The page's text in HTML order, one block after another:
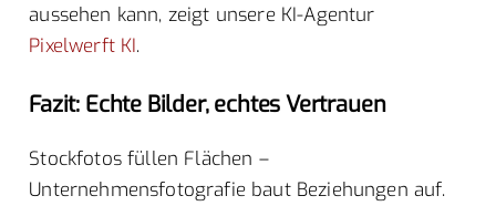
aussehen kann, zeigt unsere KI-Agentur
Pixelwerft KI.
Fazit: Echte Bilder, echtes Vertrauen
Stockfotos füllen Flächen –
Unternehmensfotografie baut Beziehungen auf.